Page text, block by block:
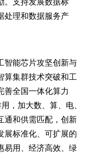
处理和数据服务产
智能芯片攻坚创新与
算集群技术突破和工
善全国一体化算力
，加大数、算、电、
通和供需匹配，创新
展标准化、可扩展的
易用、经济高效、绿